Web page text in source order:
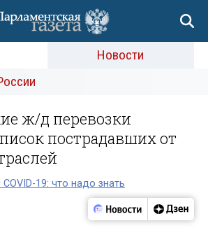
Новости
ж/д перевозки
пострадавших от
19: что надо знать